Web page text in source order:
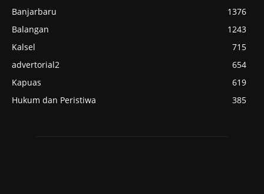
Banjarbaru
1376
Balangan
1243
Kalsel
715
advertorial2
654
Kapuas
619
Hukum dan Peristiwa
385